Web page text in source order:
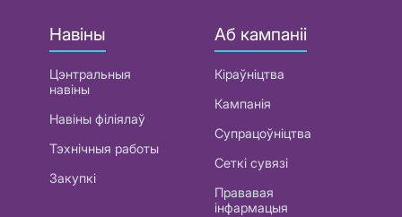
Навіны
Цэнтральныя
навіны
Навіны філіялаў
Тэхнічныя работы
Закупкі
Аб кампаніі
Кіраўніцтва
Кампанія
Супрацоўніцтва
Сеткі сувязі
Прававая
інфармацыя